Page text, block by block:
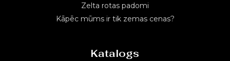
Zelta rotas padomi
Kāpēc mūms ir tik zemas cenas?
Katalogs